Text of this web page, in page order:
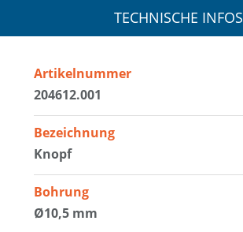
TECHNISCHE INFOS
Artikelnummer
204612.001
Bezeichnung
Knopf
Bohrung
Ø10,5 mm